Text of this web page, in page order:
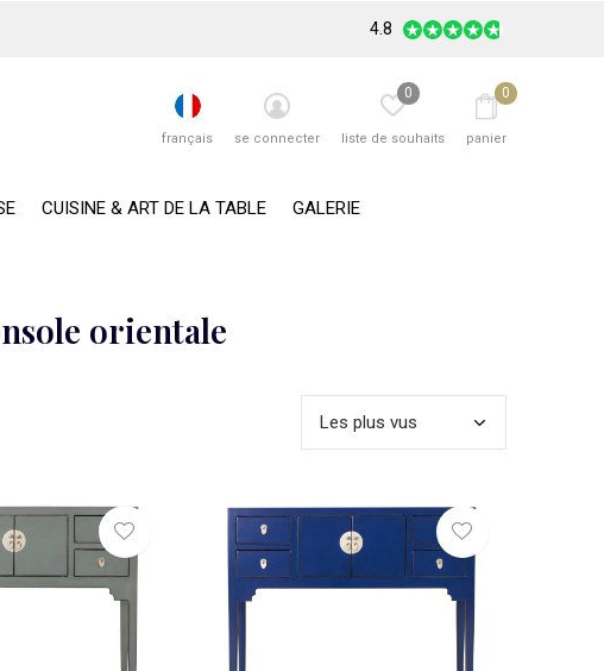
CUISINE & ART DE LA TABLE GALERIE
français se connecter liste de souhaits
0
panier
0
4.8
orientale